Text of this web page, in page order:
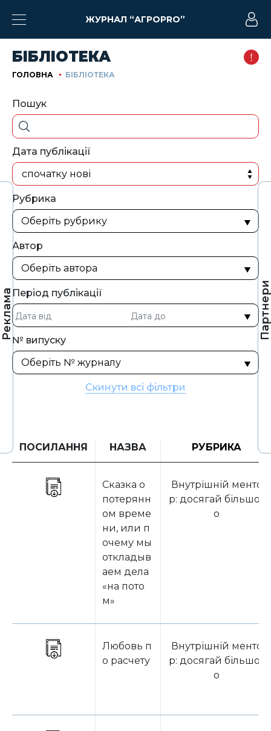
Реклама Партнери
ЖУРНАЛ “АГРОPRO”
БІБЛІОТЕКА
ГОЛОВНА БІБЛІОТЕКА
Пошук
Дата публікації
спочатку нові
Рубрика
Автор
Період публікації
№ випуску
Скинути всі фільтри
ПОСИЛАННЯ НАЗВА РУБРИКА
Сказка о
потерянн
ом време
ни, или п
очему мы
откладыв
аем дела
«на пото
м»
Внутрішній менто
р: досягай більшог
о
Любовь п
о расчету
Внутрішній менто
р: досягай більшог
о